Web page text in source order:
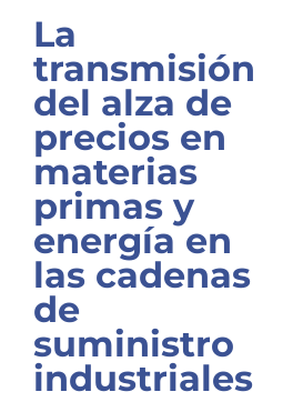
La
transmisión
del alza de
precios en
materias
primas y
energía en
las cadenas
de
suministro
industriales